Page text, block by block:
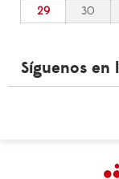
29
30
Síguenos en